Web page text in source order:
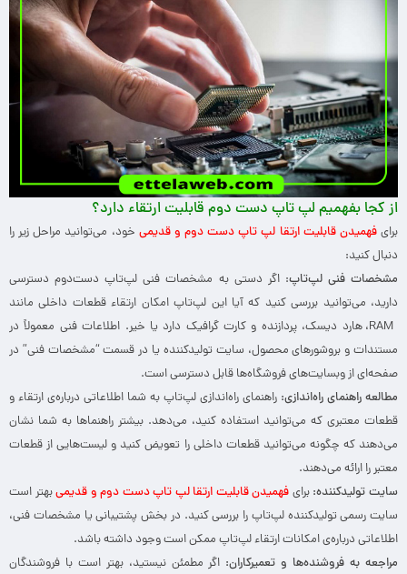
از کجا بفهمیم لپ تاپ دست دوم قابلیت ارتقاء دارد؟
برایفهمیدن قابلیت ارتقا لپ تاپ دست دوم و قدیمی خود، می‌توانید مراحل زیر را
دنبال کنید:
مشخصات فنی لپ‌تاپ: اگر دستی به مشخصات فنی لپ‌تاپ دست‌دوم دسترسی
دارید، می‌توانید بررسی کنید که آیا این لپ‌تاپ امکان ارتقاء قطعات داخلی مانند
RAM، هارد دیسک، پردازنده و کارت گرافیک دارد یا خیر. اطلاعات فنی معمولاً در
مستندات و بروشورهای محصول، سایت تولیدکننده یا در قسمت “مشخصات فنی” در
صفحه‌ای از وبسایت‌های فروشگاه‌ها قابل دسترسی است.
مطالعه راهنمای راه‌اندازی: راهنمای راه‌اندازی لپ‌تاپ به شما اطلاعاتی درباره‌ی ارتقاء و
قطعات معتبری که می‌توانید استفاده کنید، می‌دهد. بیشتر راهنماها به شما نشان
می‌دهند که چگونه می‌توانید قطعات داخلی را تعویض کنید و لیست‌هایی از قطعات
معتبر را ارائه می‌دهند.
سایت تولیدکننده: برای فهمیدن قابلیت ارتقا لپ تاپ دست دوم و قدیمیبهتر است
سایت رسمی تولیدکننده لپ‌تاپ را بررسی کنید. در بخش پشتیبانی یا مشخصات فنی،
اطلاعاتی درباره‌ی امکانات ارتقاء لپ‌تاپ ممکن است وجود داشته باشد.
مراجعه به فروشنده‌ها و تعمیرکاران: اگر مطمئن نیستید، بهتر است با فروشندگان